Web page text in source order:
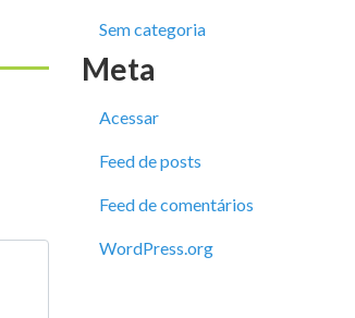
Sem categoria
Meta
Acessar
Feed de posts
Feed de comentários
WordPress.org